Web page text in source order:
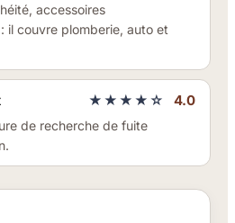
accessoires
il couvre plomberie, auto et
★★★★☆ 4.0
de recherche de fuite